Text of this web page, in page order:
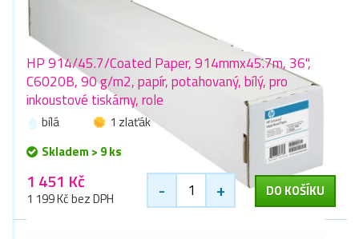
HP 914/45.7/Coated Paper, 914mmx45.7m, 36",
C6020B, 90 g/m2, papír, potahovaný, bílý, pro
inkoustové tiskárny, role
bílá
1 zlaťák
Skladem > 9 ks
1 451 Kč
1 199 Kč bez DPH - + DO KOŠÍKU